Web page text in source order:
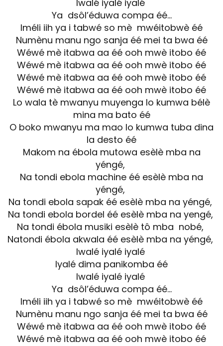
Iwalé iyalé iyalé
Ya dsôl’éduwa compa éé…
Iméli iih ya i tabwé so mè mwéitobwè éé
Numènu manu ngo sanja éé mei ta bwa éé
Wéwé mè itabwa aa éé ooh mwè itobo éé
Wéwé mè itabwa aa éé ooh mwè itobo éé
Wéwé mè itabwa aa éé ooh mwè itobo éé
Wéwé mè itabwa aa éé ooh mwè itobo éé
Lo wala tè mwanyu muyenga lo kumwa bélè
mina ma bato éé
O boko mwanyu ma mao lo kumwa tuba dina
la desto éé
Makom na ébola mutowa esèlè mba na
yéngé,
Na tondi ebola machine éé esèlè mba na
yéngé,
Na tondi ebola sapak éé esèlè mba na yéngé,
Na tondi ebola bordel éé esèlè mba na yengé,
Na tondi ébola musiki esèlè tô mba nobé,
Natondi ébola akwala éé esèlè mba na yéngé,
Iwalé iyalé iyalé
Iyalé dima panikomba éé
Iwalé iyalé iyalé
Ya dsôl’éduwa compa éé…
Iméli iih ya i tabwé so mè mwéitobwè éé
Numènu manu ngo sanja éé mei ta bwa éé
Wéwé mè itabwa aa éé ooh mwè itobo éé
Wéwé mè itabwa aa éé ooh mwè itobo éé